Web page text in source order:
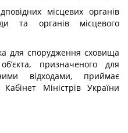
місцевих органів
та органів місцевого
для спорудження сховища
призначеного для
відходами, приймає
Міністрів України